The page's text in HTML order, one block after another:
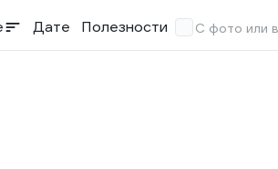
Дате Полезности С фото или